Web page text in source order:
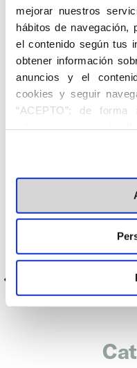
mejorar nuestros
hábitos de navegación,
el contenido según tus
obtener información
anuncios y el
cookies y seguir
“ACEPTO”; de
información más
en el botón
visitar nuestra Política
Frankfurt en la ideología
premisa de que el hombre
por el Estado, la Iglesia o
apuntaba el historiador–y
tener un cariz positivo y se
mordaza», criticó Bárcena.